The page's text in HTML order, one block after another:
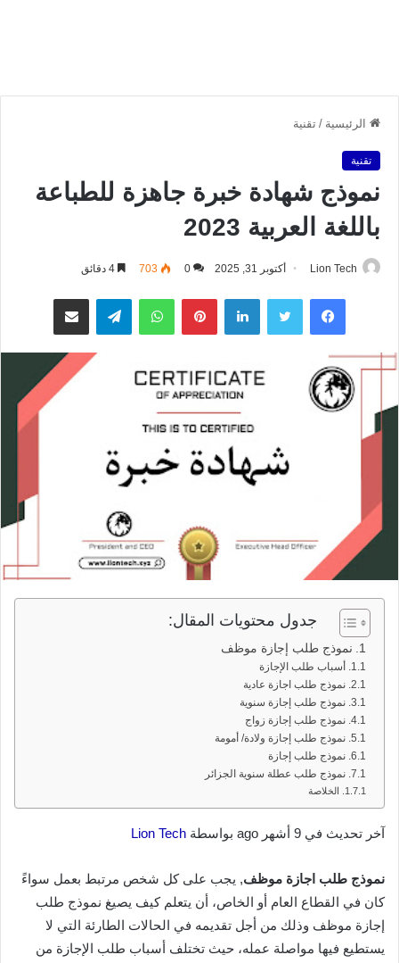
الرئيسية / تقنية
تقنية
نموذج شهادة خبرة جاهزة للطباعة
باللغة العربية 2023
Lion Tech أكتوبر 31, 2025 0
703
فيسبوك تويتر لينكدإن بينتيريستواتساب تيلقرام مشاركة عبر البريد
جدول محتويات المقال:
نموذج طلب إجازة موظف
أسباب طلب الإجازة
نموذج طلب اجازة عادية
نموذج طلب إجازة سنوية
نموذج طلب إجازة زواج
نموذج طلب إجازة ولادة/ أمومة
نموذج طلب إجازة
نموذج طلب عطلة سنوية الجزائر
الخلاصة
آخر تحديث في 9 أشهر ago بواسطة Lion Tech
نموذج طلب اجازة موظف, يجب على كل شخص مرتبط بعمل سواءً
كان في القطاع العام أو الخاص، أن يتعلم كيف يصيغ نموذج طلب
إجازة موظف وذلك من أجل تقديمه في الحالات الطارئة التي لا
يستطيع فيها مواصلة عمله، حيث تختلف أسباب طلب الإجازة من